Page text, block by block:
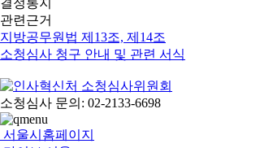
결정통지
관련근거
지방공무원법 제13조, 제14조
소청심사 청구 안내 및 관련 서식
소청심사 문의: 02-2133-6698
서울시홈페이지